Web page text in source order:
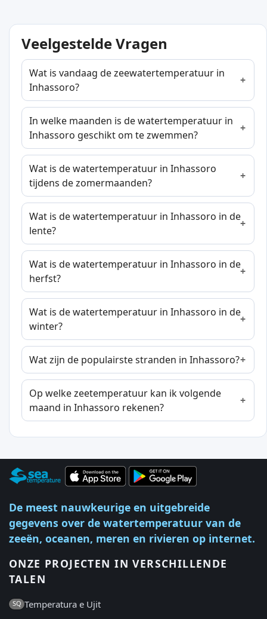
Veelgestelde Vragen
Wat is vandaag de zeewatertemperatuur in
Inhassoro?
In welke maanden is de watertemperatuur in
Inhassoro geschikt om te zwemmen?
Wat is de watertemperatuur in Inhassoro
tijdens de zomermaanden?
Wat is de watertemperatuur in Inhassoro in de
lente?
Wat is de watertemperatuur in Inhassoro in de
herfst?
Wat is de watertemperatuur in Inhassoro in de
winter?
Wat zijn de populairste stranden in Inhassoro?
Op welke zeetemperatuur kan ik volgende
maand in Inhassoro rekenen?
De meest nauwkeurige en uitgebreide
gegevens over de watertemperatuur van de
zeeën, oceanen, meren en rivieren op internet.
ONZE PROJECTEN IN VERSCHILLENDE
TALEN
SQ Temperatura e Ujit